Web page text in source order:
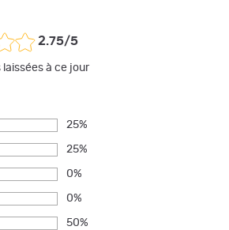
2.75/5
à ce jour
25%
25%
0%
0%
50%